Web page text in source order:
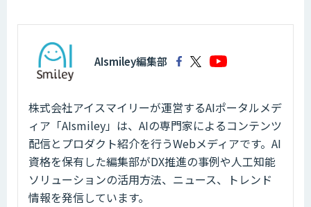
AIsmiley編集部
株式会社アイスマイリーが運営するAIポータルメデ
ィア「AIsmiley」は、AIの専門家によるコンテンツ
配信とプロダクト紹介を行うWebメディアです。AI
資格を保有した編集部がDX推進の事例や人工知能
ソリューションの活用方法、ニュース、トレンド
情報を発信しています。